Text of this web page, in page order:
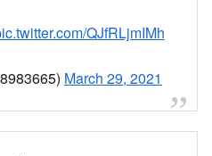
戸塚区川上町の横浜新道上